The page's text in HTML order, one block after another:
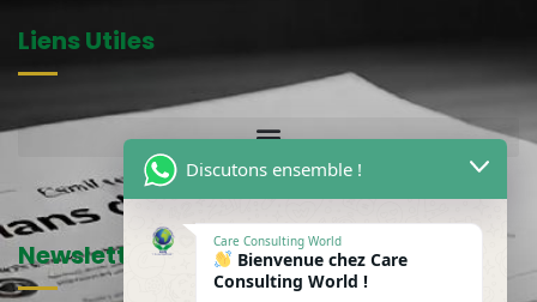
Liens Utiles
Newsletter
Discutons ensemble !
Care Consulting World
Bienvenue chez Care
Consulting World !